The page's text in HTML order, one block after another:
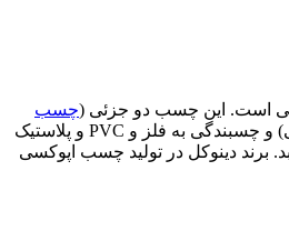
است. این چسب دو جزئی (چسب
) پس از ترکیب رزین و هاردنر، پیوندی شیمیایی ایجاد کرده و ساختاری سنگ مانند پیدا می‌کند. اپوکسی تحمل فشار بالای آب (حتی در لوله‌های اصلی) و چسبندگی به فلز و PVC و پلاستیک
برند دینوکل در تولید چسب اپوکسی